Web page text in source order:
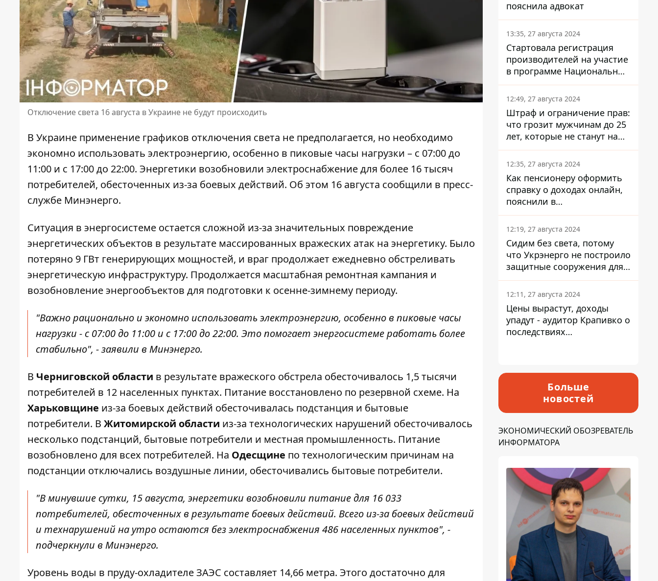
Отключение света 16 августа в Украине не будут происходить
В Украине применение графиков отключения света не предполагается, но необходимо
экономно использовать электроэнергию, особенно в пиковые часы нагрузки – с 07:00 до
11:00 и с 17:00 до 22:00. Энергетики возобновили электроснабжениедля более 16 тысяч
потребителей, обесточенных из-за боевых действий. Об этом 16 августа сообщили в пресс-
службе Минэнерго.
Ситуация в энергосистеме остается сложной из-за значительных повреждение
энергетических объектов в результате массированных вражеских атак на энергетику. Было
потеряно 9 ГВт генерирующих мощностей, и враг продолжает ежедневно обстреливать
энергетическую инфраструктуру. Продолжается масштабная ремонтная кампания и
возобновление энергообъектов для подготовки к осенне-зимнему периоду.
"Важно рационально и экономно использовать электроэнергию, особенно в пиковые часы
нагрузки - с 07:00 до 11:00 и с 17:00 до 22:00. Это помогает энергосистеме работать более
стабильно", - заявили в Минэнерго.
В Черниговской области в результате вражеского обстрела обесточивалось 1,5 тысячи
потребителей в 12 населенных пунктах. Питание восстановлено по резервной схеме. На
Харьковщине из-за боевых действий обесточивалась подстанция и бытовые
потребители. В Житомирской области из-за технологических нарушений обесточивалось
несколько подстанций, бытовые потребители и местная промышленность. Питание
возобновлено для всех потребителей. На Одесщине по технологическим причинам на
подстанции отключались воздушные линии, обесточивались бытовые потребители.
"В минувшие сутки, 15 августа, энергетики возобновили питание для 16 033
потребителей, обесточенных в результате боевых действий. Всего из-за боевых действий
и технарушений на утро остаются без электроснабжения 486 населенных пунктов", -
подчеркнули в Минэнерго.
Уровень воды в пруду-охладителе ЗАЭС составляет 14,66 метра. Этого достаточно для
пояснила адвокат
13:35, 27 августа 2024
Стартовала регистрация
производителей на участие
в программе Национальный
кэшбек: как это сделать
через портал Дія
12:49, 27 августа 2024
Штраф и ограничение прав:
что грозит мужчинам до 25
лет, которые не станут на
военный учет
12:35, 27 августа 2024
Как пенсионеру оформить
справку о доходах онлайн,
пояснили в
Минсоцполитики
12:19, 27 августа 2024
Сидим без света, потому
что Укрэнерго не построило
защитные сооружения для
энергетики - нардеп
Кучеренко
12:11, 27 августа 2024
Цены вырастут, доходы
упадут - аудитор Крапивко о
последствиях
Больше
новостей
ЭКОНОМИЧЕСКИЙ ОБОЗРЕВАТЕЛЬ
ИНФОРМАТОРА